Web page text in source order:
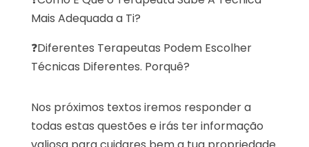
Mais Adequada a Ti?
❓Diferentes Terapeutas Podem Escolher
Técnicas Diferentes. Porquê?
Nos próximos textos iremos responder a
todas estas questões e irás ter informação